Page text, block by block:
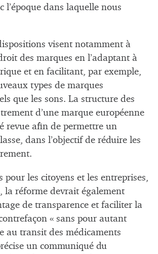
l’époque dans laquelle nous
visent notamment à
des marques en l’adaptant à
et en facilitant, par exemple,
types de marques
que les sons. La structure des
d’une marque européenne
revue afin de permettre un
dans l’objectif de réduire les
pour les citoyens et les entreprises,
la réforme devrait également
de transparence et faciliter la
« sans pour autant
au transit des médicaments
un communiqué du